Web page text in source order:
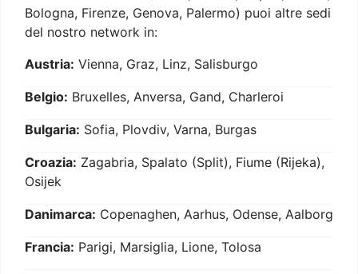
Bologna, Firenze, Genova, Palermo) puoi altre sedi
del nostro network in:
Austria: Vienna, Graz, Linz, Salisburgo
Belgio: Bruxelles, Anversa, Gand, Charleroi
Bulgaria: Sofia, Plovdiv, Varna, Burgas
Croazia: Zagabria, Spalato (Split), Fiume (Rijeka),
Osijek
Danimarca: Copenaghen, Aarhus, Odense, Aalborg
Francia: Parigi, Marsiglia, Lione, Tolosa